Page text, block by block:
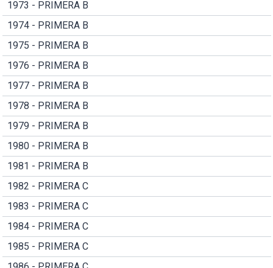
1973 - PRIMERA B
1974 - PRIMERA B
1975 - PRIMERA B
1976 - PRIMERA B
1977 - PRIMERA B
1978 - PRIMERA B
1979 - PRIMERA B
1980 - PRIMERA B
1981 - PRIMERA B
1982 - PRIMERA C
1983 - PRIMERA C
1984 - PRIMERA C
1985 - PRIMERA C